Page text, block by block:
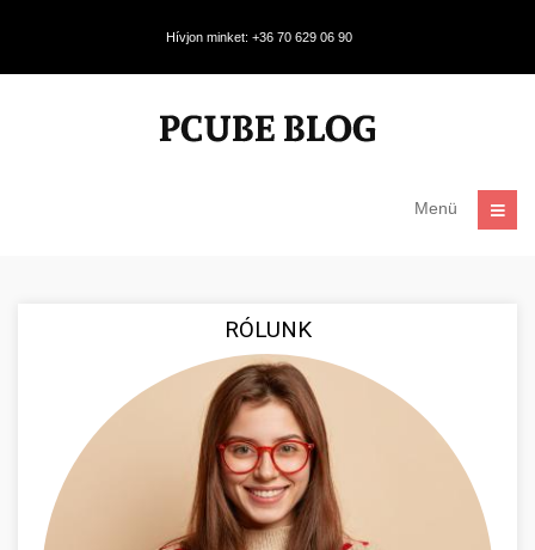
Hívjon minket: +36 70 629 06 90
Menü
RÓLUNK